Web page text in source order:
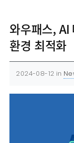
와우패스, AI
환경 최적화
2024-08-12 in